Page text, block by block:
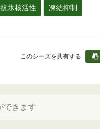
抗氷核活性 凍結抑制
このシーズを共有する